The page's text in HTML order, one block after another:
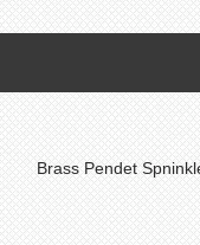
Brass Pendet